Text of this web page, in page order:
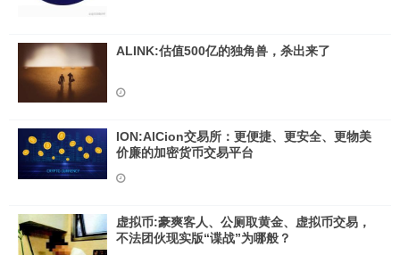
ALINK:估值500亿的独角兽，杀出来了
ION:AlCion交易所：更便捷、更安全、更物美
价廉的加密货币交易平台
虚拟币:豪爽客人、公厕取黄金、虚拟币交易，
不法团伙现实版“谍战”为哪般？